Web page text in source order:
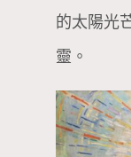
的太陽光
靈。